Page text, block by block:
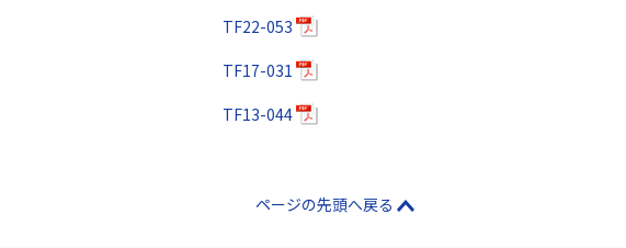
TF22-053
TF17-031
TF13-044
ページの先頭へ戻る